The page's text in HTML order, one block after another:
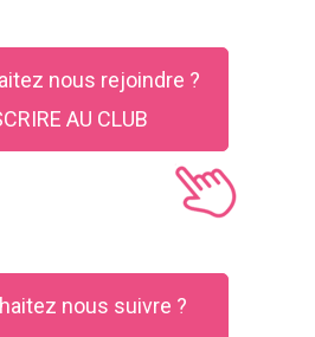
nous rejoindre ?
AU CLUB
nous suivre ?